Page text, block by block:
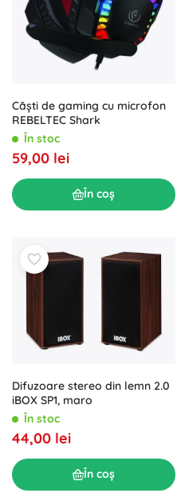
Căști de gaming cu microfon
REBELTEC Shark
În stoc
59,00 lei
În coș
Difuzoare stereo din lemn 2.0
iBOX SP1, maro
În stoc
44,00 lei
În coș